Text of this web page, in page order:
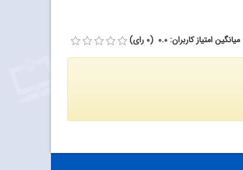
میانگین امتیاز کاربران: 0.0 (0 رای)